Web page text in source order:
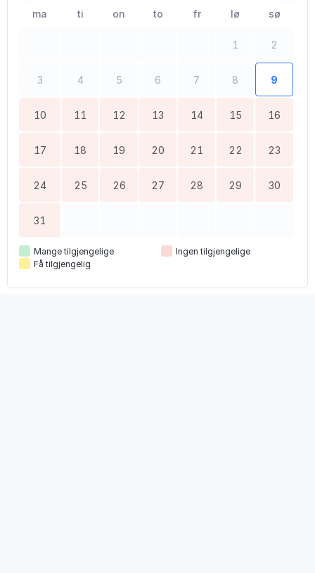
ma ti on to fr lø sø
1 2
3 4 5 6 7 8 9
10 11 12 13 14 15 16
17 18 19 20 21 22 23
24 25 26 27 28 29 30
31
Mange tilgjengelige
Ingen tilgjengelige
Få tilgjengelig